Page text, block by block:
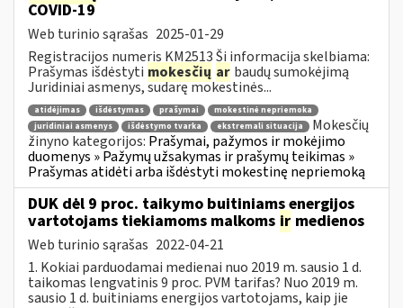
COVID-19
Web turinio sąrašas 2025-01-29
Registracijos numeris KM2513 Ši informacija skelbiama:
Prašymas išdėstyti mokesčių ar baudų sumokėjimą
Juridiniai asmenys, sudarę mokestinės...
atidėjimas išdėstymas prašymai
mokestinė nepriemoka
juridiniai asmenys
išdėstymo tvarka ekstremali situacija
Mokesčių
žinyno kategorijos: Prašymai, pažymos ir mokėjimo
duomenys » Pažymų užsakymas ir prašymų teikimas »
Prašymas atidėti arba išdėstyti mokestinę nepriemoką
DUK dėl 9 proc. taikymo buitiniams energijos
vartotojams tiekiamoms malkoms ir medienos
Web turinio sąrašas 2022-04-21
1. Kokiai parduodamai medienai nuo 2019 m. sausio 1 d.
taikomas lengvatinis 9 proc. PVM tarifas? Nuo 2019 m.
sausio 1 d. buitiniams energijos vartotojams, kaip jie